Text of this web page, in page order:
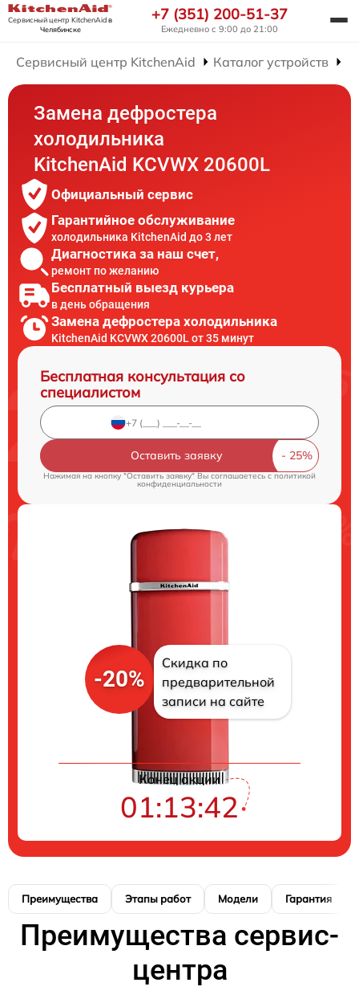
Сервисный центр KitchenAidв
Челябинске
+7 (351) 200-51-37
Ежедневно с 9:00 до 21:00
Сервисный центр KitchenAid Каталог устройств
Замена дефростера
холодильника
KitchenAid KCVWX 20600L
Официальный сервис
Гарантийное обслуживание
холодильника KitchenAid до 3 лет
Диагностика за наш счет,
ремонт по желанию
Бесплатный выезд курьера
в день обращения
Замена дефростера холодильника
KitchenAid KCVWX 20600L от 35 минут
Бесплатная консультация со
специалистом
Оставить заявку
Нажимая на кнопку "Оставить заявку" Вы соглашаетесь cполитикой
конфиденциальности
-20%
Скидка по
предварительной
записи на сайте
Конец акции
01:13:41
Преимущества Этапы работ Модели Гарантия
Преимущества сервис-
центра